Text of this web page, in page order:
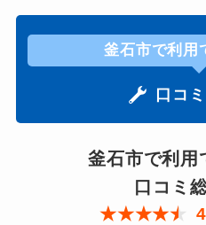
釜石市で利用
口コ
釜石市で利用
口コミ
★★★★★